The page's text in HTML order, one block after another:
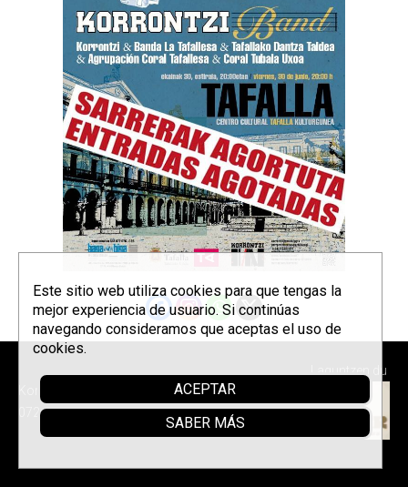
Korrontzi © 2026 - Tel. (+34) 618
072 076 -Política de privacidad
Laguntzen du
Este sitio web utiliza cookies para que tengas la
mejor experiencia de usuario. Si continúas
navegando consideramos que aceptas el uso de
cookies.
ACEPTAR
SABER MÁS